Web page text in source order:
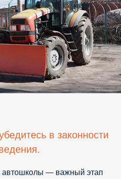
в законности
автошколы — важный этап